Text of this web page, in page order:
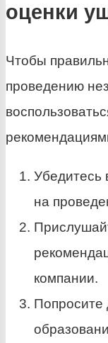
оценки
Чтобы
проведению
Убедитесь
на
компании.
Попросите